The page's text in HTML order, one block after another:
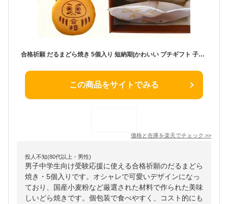
合格祈願 だるまどら焼き 5個入り 短納期|かわいい プチギフト 子供 お菓子 プレゼント どら焼き メッセージ スイーツ 個包装 ギフト 合格 グッズ 和菓子 だるま どらやき 受験生 合格祈願グッズ 縁起物 必勝 応援 文字入り 合格祈念 合格グッズ 受験 ドラ焼き どら焼 可愛い
この商品をサイトでみる
価格と在庫を楽天でチェック >>
投人不知(80代以上・男性)
男子中学生向け受験応援に使える合格祈願のだるまどら
焼き・5個入りです。オシャレで可愛いデザインになっ
ており、国産小麦粉など厳選された材料で作られた美味
しいどら焼きです。個包装で食べやすく、コスト的にも